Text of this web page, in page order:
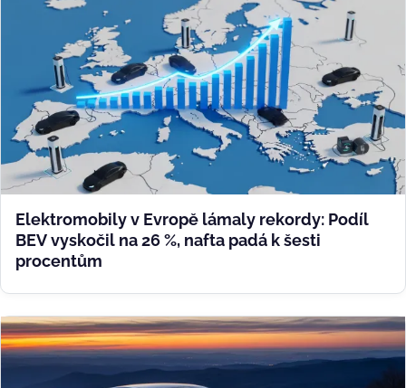
Elektromobily v Evropě lámaly rekordy: Podíl
BEV vyskočil na 26 %, nafta padá k šesti
procentům